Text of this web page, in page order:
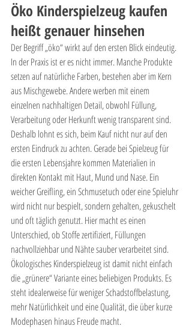
Öko Kinderspielzeug kaufen
heißt genauer hinsehen
Der Begriff „öko“ wirkt auf den ersten Blick eindeutig.
In der Praxis ist er es nicht immer. Manche Produkte
setzen auf natürliche Farben, bestehen aber im Kern
aus Mischgewebe. Andere werben mit einem
einzelnen nachhaltigen Detail, obwohl Füllung,
Verarbeitung oder Herkunft wenig transparent sind.
Deshalb lohnt es sich, beim Kauf nicht nur auf den
ersten Eindruck zu achten. Gerade bei Spielzeug für
die ersten Lebensjahre kommen Materialien in
direkten Kontakt mit Haut, Mund und Nase. Ein
weicher Greifling, ein Schmusetuch oder eine Spieluhr
wird nicht nur bespielt, sondern gehalten, gekuschelt
und oft täglich genutzt. Hier macht es einen
Unterschied, ob Stoffe zertifiziert, Füllungen
nachvollziehbar und Nähte sauber verarbeitet sind.
Ökologisches Kinderspielzeug ist damit nicht einfach
die „grünere“ Variante eines beliebigen Produkts. Es
steht idealerweise für weniger Schadstoffbelastung,
mehr Natürlichkeit und eine Qualität, die über kurze
Modephasen hinaus Freude macht.